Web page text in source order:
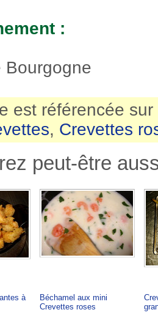
:
Bourgogne
est référencée sur
, Crevettes
peut-être
à
Béchamel aux mini
Crevettes roses